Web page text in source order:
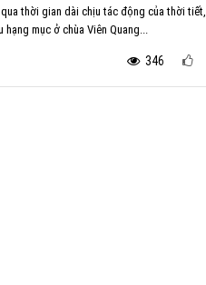
thời gian dài chịu tác động của thời tiết,
hạng mục ở chùa Viên Quang...
346